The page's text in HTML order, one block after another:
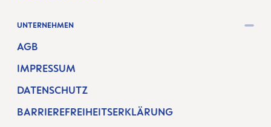
UNTERNEHMEN
AGB
IMPRESSUM
DATENSCHUTZ
BARRIEREFREIHEITSERKLÄRUNG